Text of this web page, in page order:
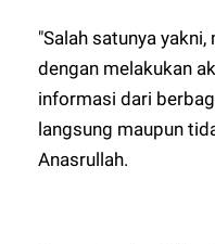
"Salah satunya
dengan melakukan
informasi dari
langsung maupun
Anasrullah.